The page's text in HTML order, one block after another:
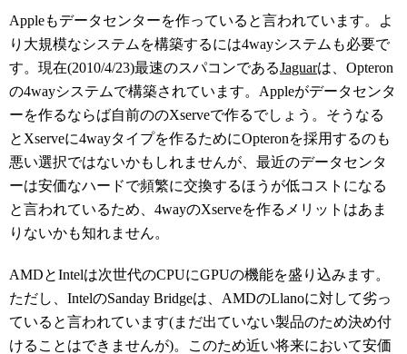
Appleもデータセンターを作っていると言われています。よ
り大規模なシステムを構築するには4wayシステムも必要で
す。現在(2010/4/23)最速のスパコンであるJaguarは、Opteron
の4wayシステムで構築されています。Appleがデータセンタ
ーを作るならば自前ののXserveで作るでしょう。そうなる
とXserveに4wayタイプを作るためにOpteronを採用するのも
悪い選択ではないかもしれませんが、最近のデータセンタ
ーは安価なハードで頻繁に交換するほうが低コストになる
と言われているため、4wayのXserveを作るメリットはあま
りないかも知れません。
AMDとIntelは次世代のCPUにGPUの機能を盛り込みます。
ただし、IntelのSanday Bridgeは、AMDのLlanoに対して劣っ
ていると言われています(まだ出ていない製品のため決め付
けることはできませんが)。このため近い将来において安価